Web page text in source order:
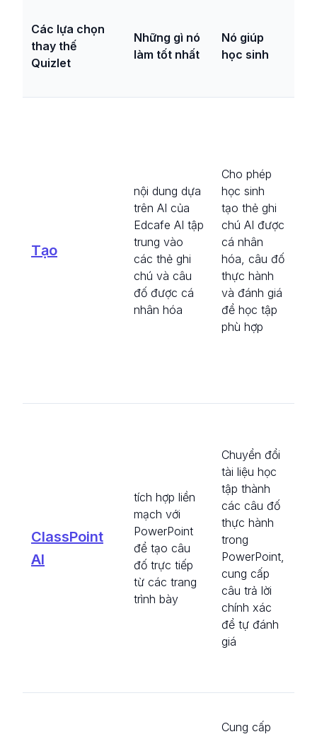
Các lựa chọn
thay thế
Quizlet
Những gì nó
làm tốt nhất
Nó giúp
học sinh
Tạo
nội dung dựa
trên AI của
Edcafe AI tập
trung vào
các thẻ ghi
chú và câu
đố được cá
nhân hóa
Cho phép
học sinh
tạo thẻ ghi
chú AI được
cá nhân
hóa, câu đố
thực hành
và đánh giá
để học tập
phù hợp
ClassPoint
AI
tích hợp liền
mạch với
PowerPoint
để tạo câu
đố trực tiếp
từ các trang
trình bày
Chuyển đổi
tài liệu học
tập thành
các câu đố
thực hành
trong
PowerPoint,
cung cấp
câu trả lời
chính xác
để tự đánh
giá
Cung cấp